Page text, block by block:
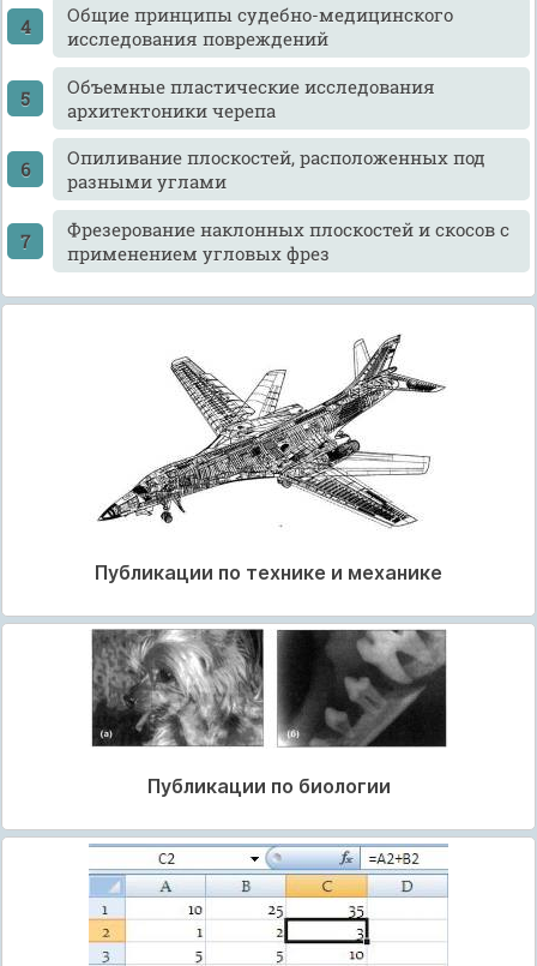
Общие принципы судебно-медицинского
исследования повреждений
Объемные пластические исследования
архитектоники черепа
Опиливание плоскостей, расположенных под
разными углами
Фрезерование наклонных плоскостей и скосов с
применением угловых фрез
Публикации по технике и механике
Публикации по биологии